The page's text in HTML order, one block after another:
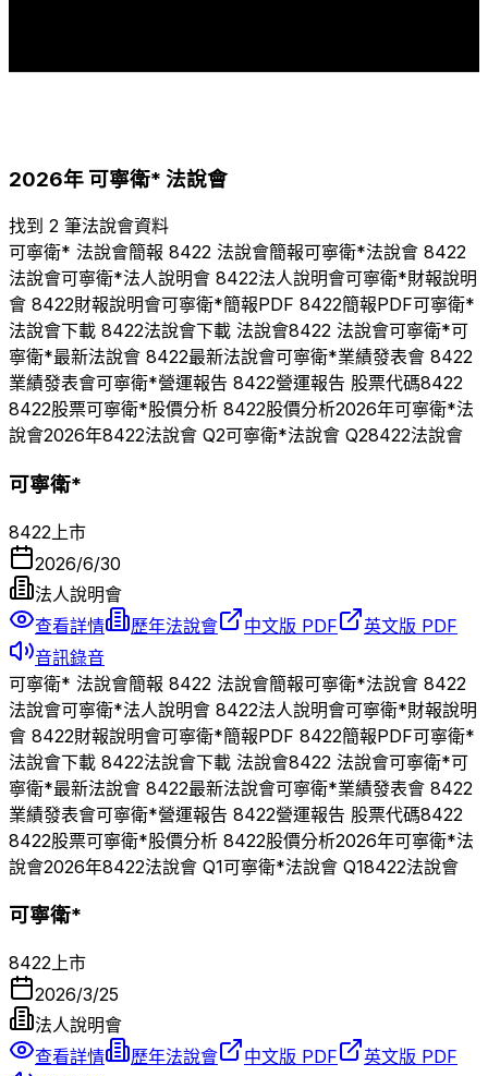
2026年 可寧衛* 法說會
找到 2 筆法說會資料
可寧衛* 法說會簡報 8422 法說會簡報可寧衛*法說會 8422
法說會可寧衛*法人說明會 8422法人說明會可寧衛*財報說明
會 8422財報說明會可寧衛*簡報PDF 8422簡報PDF可寧衛*
法說會下載 8422法說會下載 法說會8422 法說會可寧衛*可
寧衛*最新法說會 8422最新法說會可寧衛*業績發表會 8422
業績發表會可寧衛*營運報告 8422營運報告 股票代碼8422
8422股票可寧衛*股價分析 8422股價分析2026年可寧衛*法
說會2026年8422法說會 Q2可寧衛*法說會 Q28422法說會
可寧衛*
8422 上市
2026/6/30
法人說明會
查看詳情
歷年法說會 中文版 PDF
英文版 PDF
音訊錄音
可寧衛* 法說會簡報 8422 法說會簡報可寧衛*法說會 8422
法說會可寧衛*法人說明會 8422法人說明會可寧衛*財報說明
會 8422財報說明會可寧衛*簡報PDF 8422簡報PDF可寧衛*
法說會下載 8422法說會下載 法說會8422 法說會可寧衛*可
寧衛*最新法說會 8422最新法說會可寧衛*業績發表會 8422
業績發表會可寧衛*營運報告 8422營運報告 股票代碼8422
8422股票可寧衛*股價分析 8422股價分析2026年可寧衛*法
說會2026年8422法說會 Q1可寧衛*法說會 Q18422法說會
可寧衛*
8422上市
2026/3/25
法人說明會
查看詳情
歷年法說會 中文版 PDF
英文版 PDF